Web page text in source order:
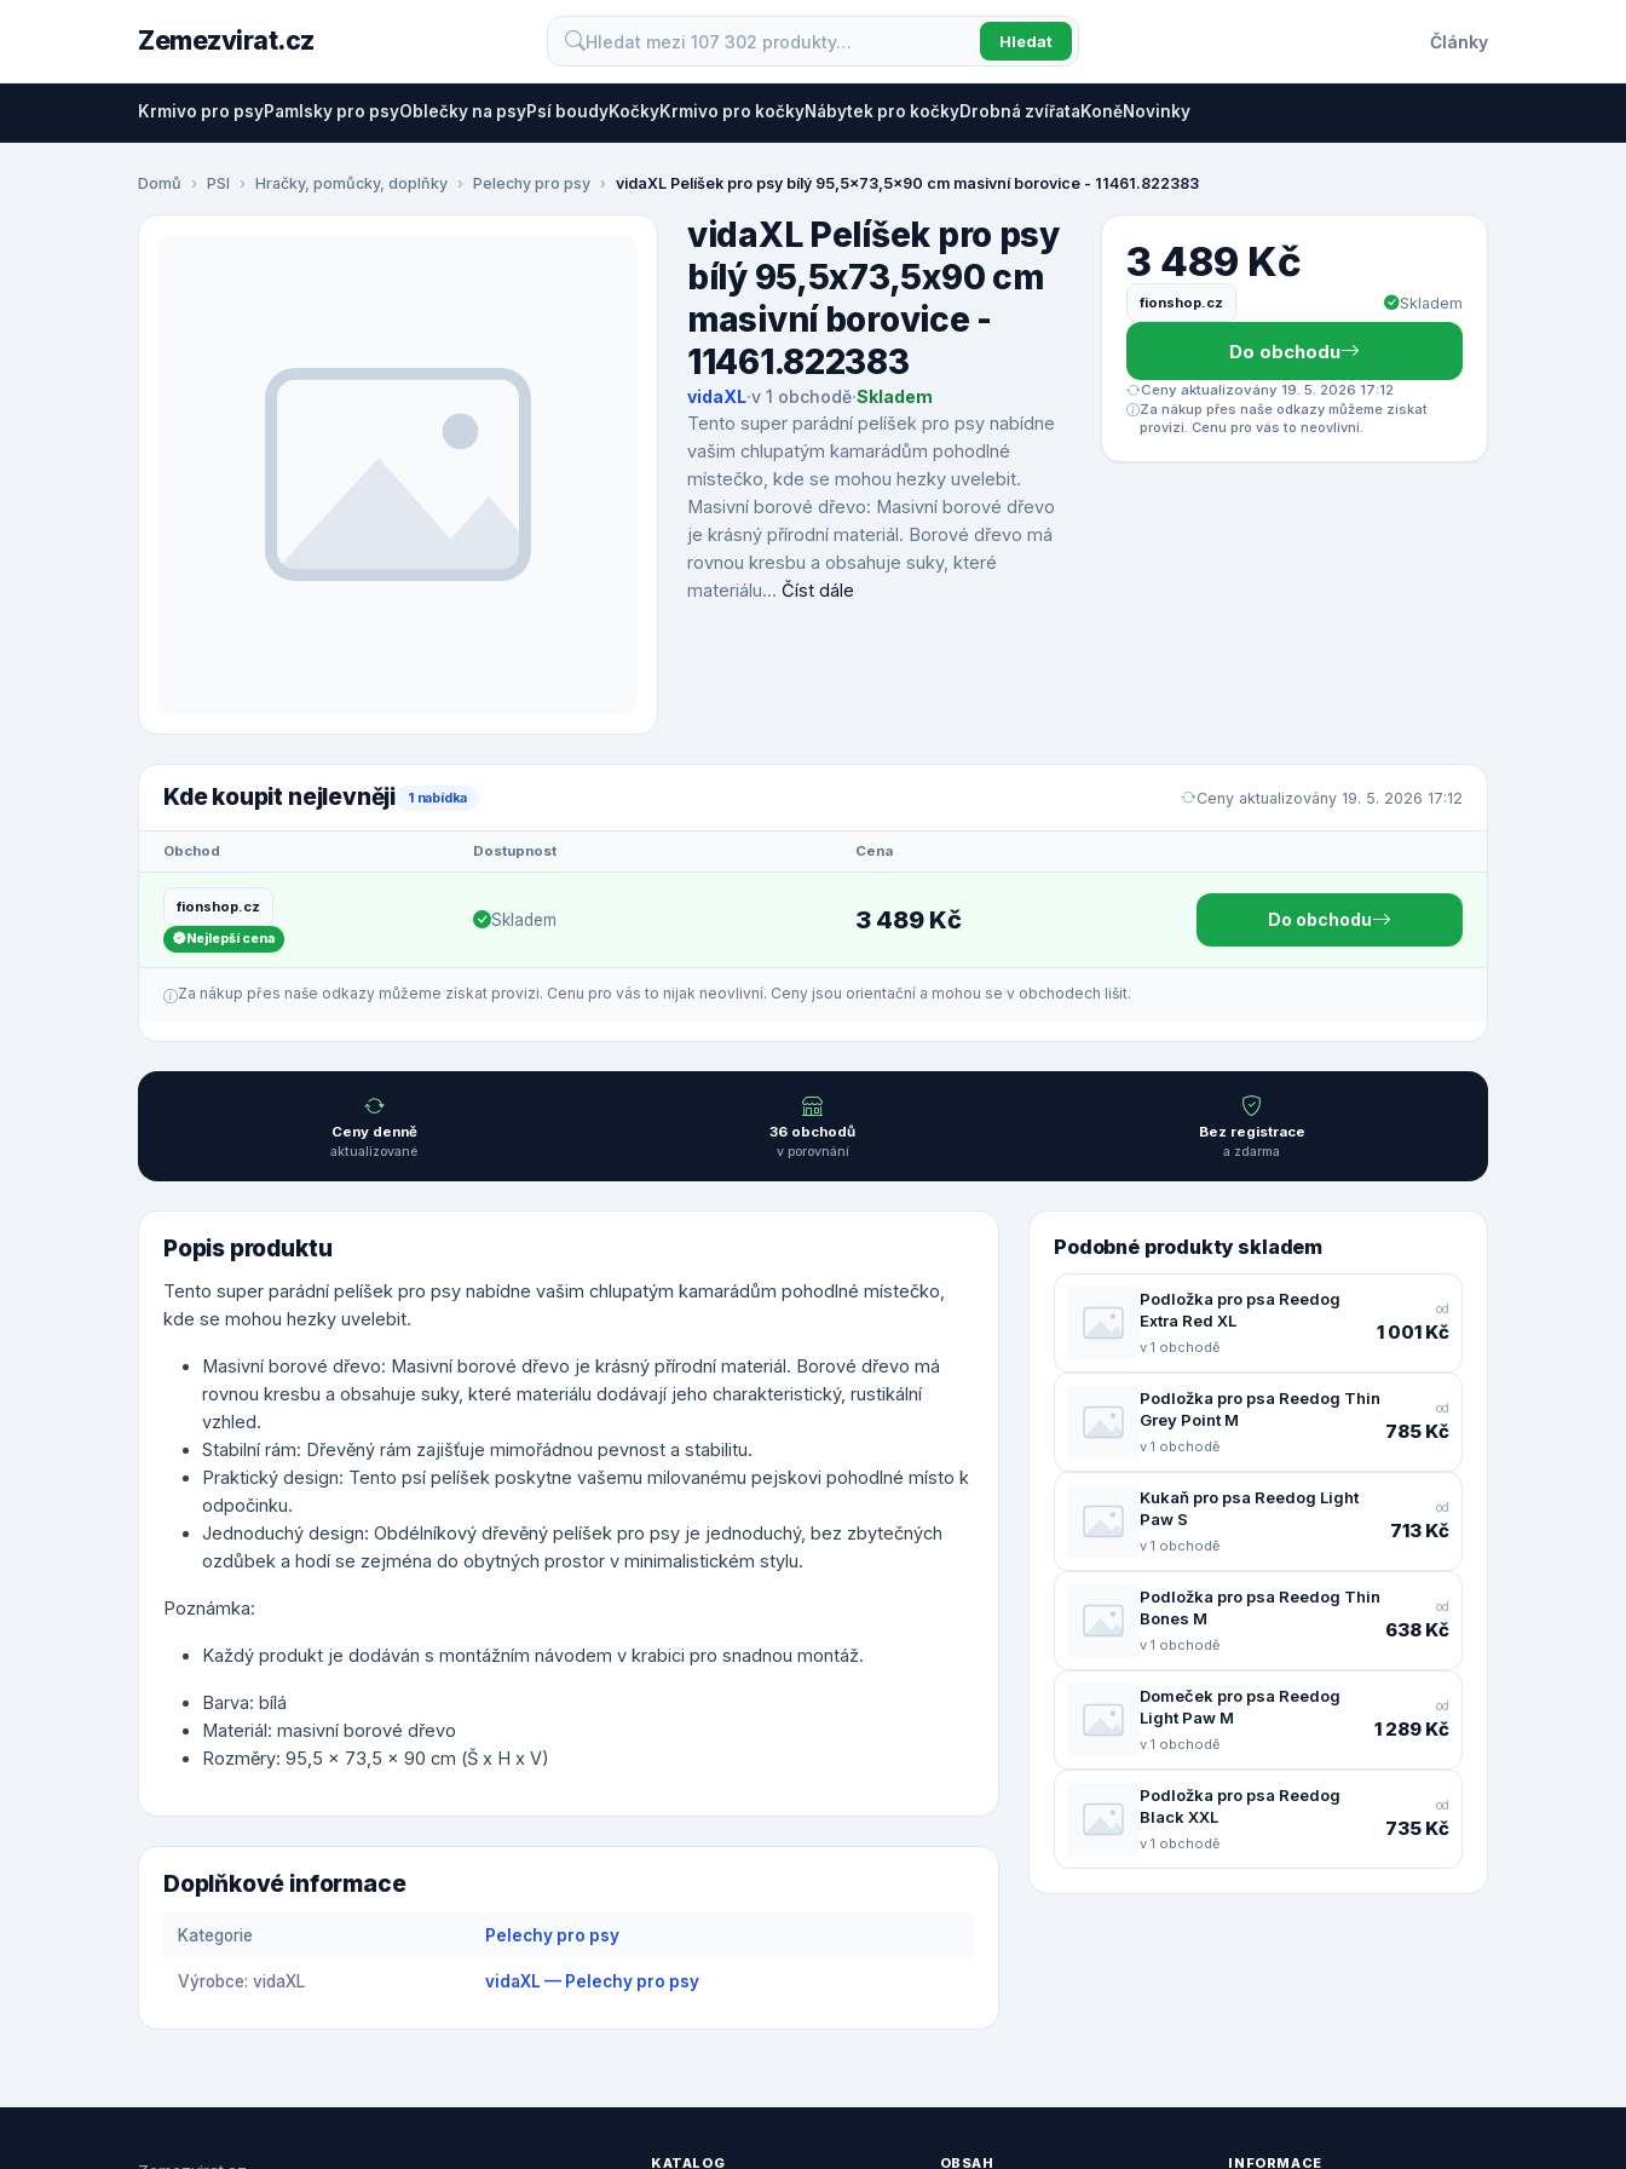
Zemezvirat.cz Hledat Články
Krmivo pro psyPamlsky pro psyOblečky na psyPsí boudyKočkyKrmivo pro kočkyNábytek pro kočkyDrobná zvířataKoněNovinky
Domů PSI Hračky, pomůcky, doplňky Pelechy pro psy vidaXL Pelíšek pro psy bílý 95,5x73,5x90 cm masivní borovice - 11461.822383
vidaXL Pelíšek pro psy
bílý 95,5x73,5x90 cm
masivní borovice -
11461.822383
vidaXL·v 1 obchodě·Skladem
Tento super parádní pelíšek pro psy nabídne
vašim chlupatým kamarádům pohodlné
místečko, kde se mohou hezky uvelebit.
Masivní borové dřevo: Masivní borové dřevo
je krásný přírodní materiál. Borové dřevo má
rovnou kresbu a obsahuje suky, které
materiálu... Číst dále
3 489 Kč
fionshop.cz Skladem
Do obchodu
Ceny aktualizovány 19. 5. 2026 17:12
Za nákup přes naše odkazy můžeme získat
provizi. Cenu pro vás to neovlivní.
Kde koupit nejlevněji 1 nabídka Ceny aktualizovány 19. 5. 2026 17:12
Obchod Dostupnost Cena
fionshop.cz
Nejlepší cena
Skladem 3 489 Kč Do obchodu
Za nákup přes naše odkazy můžeme získat provizi. Cenu pro vás to nijak neovlivní. Ceny jsou orientační a mohou se v obchodech lišit.
Ceny denně
aktualizované
36 obchodů
v porovnání
Bez registrace
a zdarma
Popis produktu
Tento super parádní pelíšek pro psy nabídne vašim chlupatým kamarádům pohodlné místečko,
kde se mohou hezky uvelebit.
Masivní borové dřevo: Masivní borové dřevo je krásný přírodní materiál. Borové dřevo má
rovnou kresbu a obsahuje suky, které materiálu dodávají jeho charakteristický, rustikální
vzhled.
Stabilní rám: Dřevěný rám zajišťuje mimořádnou pevnost a stabilitu.
Praktický design: Tento psí pelíšek poskytne vašemu milovanému pejskovi pohodlné místo k
odpočinku.
Jednoduchý design: Obdélníkový dřevěný pelíšek pro psy je jednoduchý, bez zbytečných
ozdůbek a hodí se zejména do obytných prostor v minimalistickém stylu.
Poznámka:
Každý produkt je dodáván s montážním návodem v krabici pro snadnou montáž.
Barva: bílá
Materiál: masivní borové dřevo
Rozměry: 95,5 x 73,5 x 90 cm (Š x H x V)
Doplňkové informace
Kategorie Pelechy pro psy
Výrobce: vidaXL vidaXL — Pelechy pro psy
Podobné produkty skladem
Podložka pro psa Reedog
Extra Red XL
v 1 obchodě
od
1 001 Kč
Podložka pro psa Reedog Thin
Grey Point M
v 1 obchodě
od
785 Kč
Kukaň pro psa Reedog Light
Paw S
v 1 obchodě
od
713 Kč
Podložka pro psa Reedog Thin
Bones M
v 1 obchodě
od
638 Kč
Domeček pro psa Reedog
Light Paw M
v 1 obchodě
od
1 289 Kč
Podložka pro psa Reedog
Black XXL
v 1 obchodě
od
735 Kč
KATALOG OBSAH INFORMACE